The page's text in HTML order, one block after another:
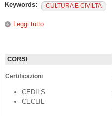
Keywords: CULTURA E CIVILTA
Leggi tutto
CORSI
Certificazioni
CEDILS
CECLIL